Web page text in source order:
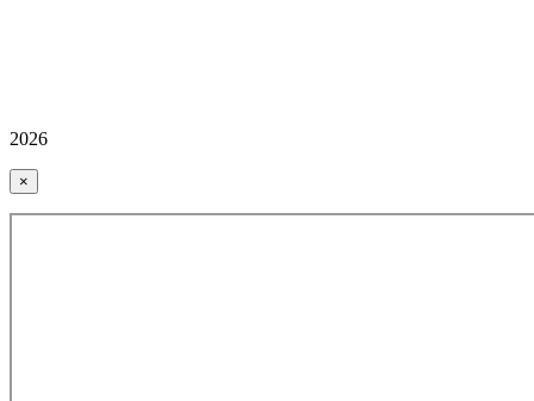
2026
×